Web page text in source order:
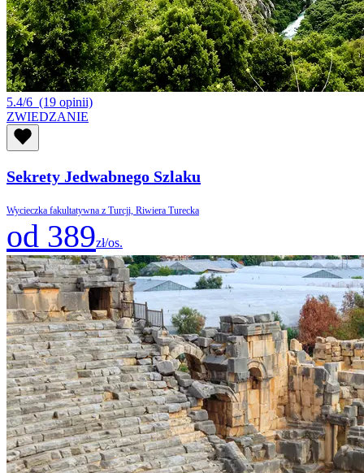
5.4/6 (19 opinii)
ZWIEDZANIE
Sekrety Jedwabnego Szlaku
Wycieczka fakultatywna z Turcji, Riwiera Turecka
od 389zł/os.